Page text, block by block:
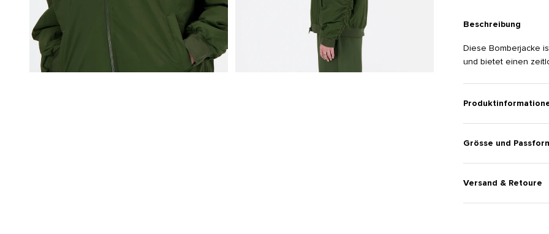
Beschreibung
Diese Bomberjacke
und bietet einen
Grösse und
Versand & Retoure